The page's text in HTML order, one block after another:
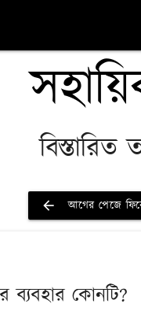
বিস্তারিত
arrow_back আগের পেজে
ব্যবহার কোনটি?